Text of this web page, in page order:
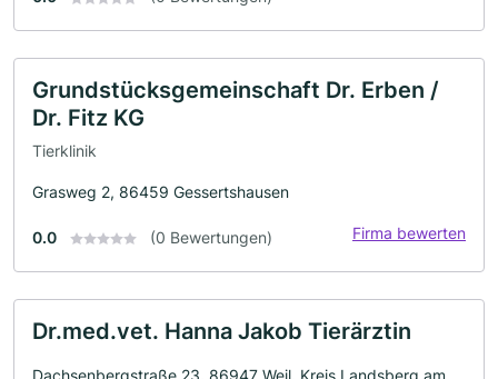
Grundstücksgemeinschaft Dr. Erben /
Dr. Fitz KG
Tierklinik
Grasweg 2, 86459 Gessertshausen
0.0 (0 Bewertungen) Firma bewerten
Dr.med.vet. Hanna Jakob Tierärztin
Dachsenbergstraße 23, 86947 Weil, Kreis Landsberg am